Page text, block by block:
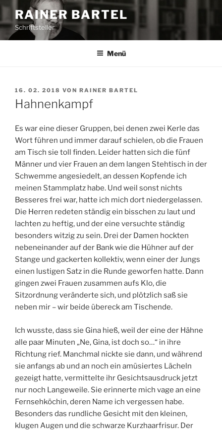
Z
m
I
RAINER BARTEL
Schriftsteller
Menü
V
E
R
F
E
N
T
I
C
H
A
M
16. 02. 2018 VON RAINER BARTEL
Hahnenkampf
Es war eine dieser Gruppen, bei denen zwei Kerle das
Wort führen und immer darauf schielen, ob die Frauen
am Tisch sie toll finden. Leider hatten sich die fünf
Männer und vier Frauen an dem langen Stehtisch in der
Schwemme angesiedelt, an dessen Kopfende ich
meinen Stammplatz habe. Und weil sonst nichts
Besseres frei war, hatte ich mich dort niedergelassen.
Die Herren redeten ständig ein bisschen zu laut und
lachten zu heftig, und der eine versuchte ständig
besonders witzig zu sein. Drei der Damen hockten
nebeneinander auf der Bank wie die Hühner auf der
Stange und gackerten kollektiv, wenn einer der Jungs
einen lustigen Satz in die Runde geworfen hatte. Dann
gingen zwei Frauen zusammen aufs Klo, die
Sitzordnung veränderte sich, und plötzlich saß sie
neben mir – wir beide übereck am Tischende.
Ich wusste, dass sie Gina hieß, weil der eine der Hähne
alle paar Minuten „Ne, Gina, ist doch so…“ in ihre
Richtung rief. Manchmal nickte sie dann, und während
sie anfangs ab und an noch ein amüsiertes Lächeln
gezeigt hatte, vermittelte ihr Gesichtsausdruck jetzt
nur noch Langeweile. Sie erinnerte mich vage an eine
Fernsehköchin, deren Name ich vergessen habe.
Besonders das rundliche Gesicht mit den kleinen,
klugen Augen und die schwarze Kurzhaarfrisur. Der